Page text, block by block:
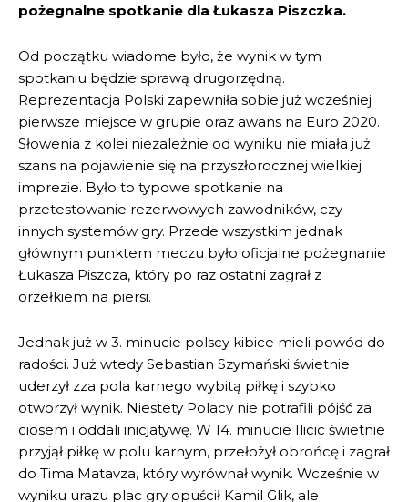
pożegnalne spotkanie dla Łukasza Piszczka.
Od początku wiadome było, że wynik w tym
spotkaniu będzie sprawą drugorzędną.
Reprezentacja Polski zapewniła sobie już wcześniej
pierwsze miejsce w grupie oraz awans na Euro 2020.
Słowenia z kolei niezależnie od wyniku nie miała już
szans na pojawienie się na przyszłorocznej wielkiej
imprezie. Było to typowe spotkanie na
przetestowanie rezerwowych zawodników, czy
innych systemów gry. Przede wszystkim jednak
głównym punktem meczu było oficjalne pożegnanie
Łukasza Piszcza, który po raz ostatni zagrał z
orzełkiem na piersi.
Jednak już w 3. minucie polscy kibice mieli powód do
radości. Już wtedy Sebastian Szymański świetnie
uderzył zza pola karnego wybitą piłkę i szybko
otworzył wynik. Niestety Polacy nie potrafili pójść za
ciosem i oddali inicjatywę. W 14. minucie Ilicic świetnie
przyjął piłkę w polu karnym, przełożył obrońcę i zagrał
do Tima Matavza, który wyrównał wynik. Wcześnie w
wyniku urazu plac gry opuścił Kamil Glik, ale